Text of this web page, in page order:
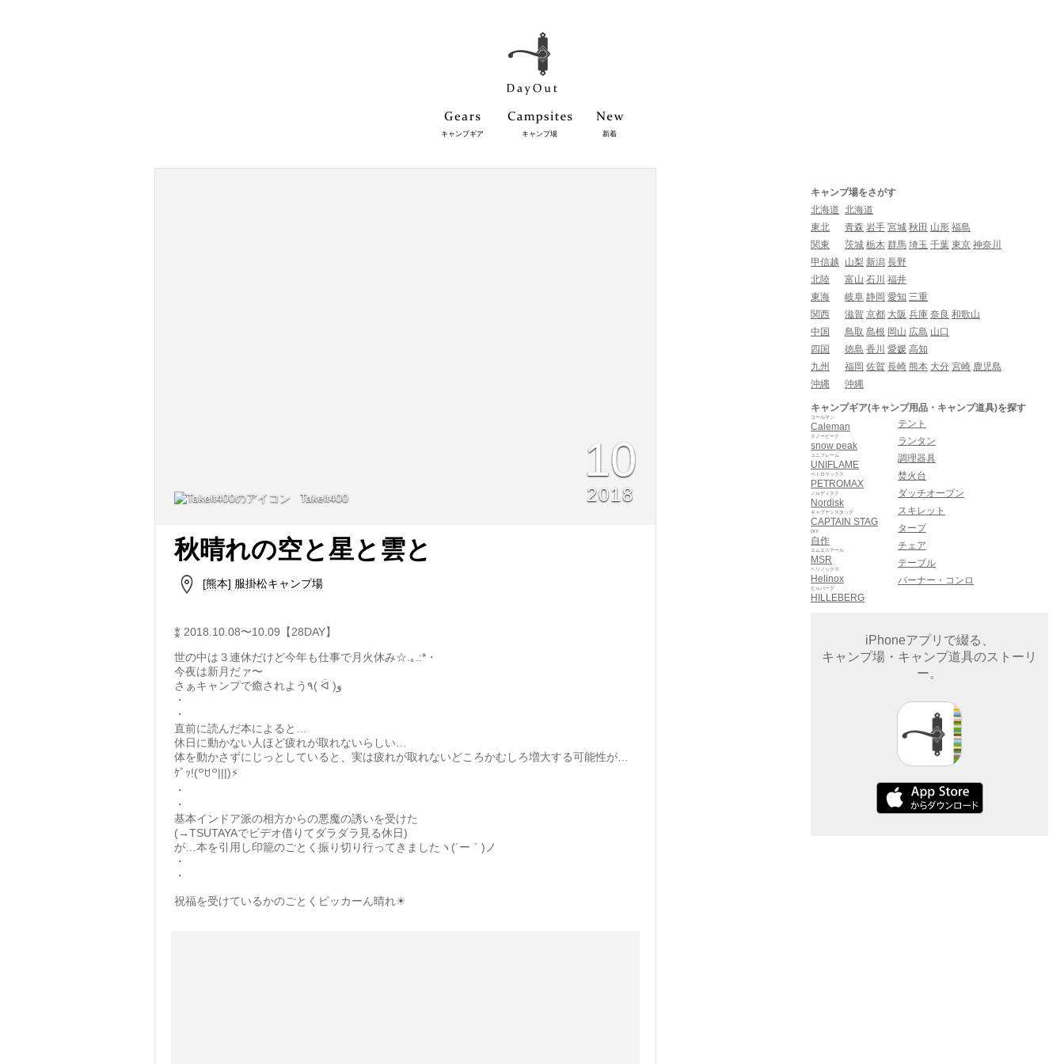
キャンプギア キャンプ場 新着
Takelt400
10
2018
秋晴れの空と星と雲と
[熊本] 服掛松キャンプ場
⁑ 2018.10.08〜10.09【28DAY】
世の中は３連休だけど今年も仕事で月火休み☆.｡.:*・
今夜は新月だァ〜
さぁキャンプで癒されよう٩( ᐛ )و
・
・
直前に読んだ本によると…
休日に動かない人ほど疲れが取れないらしい…
体を動かさずにじっとしていると、実は疲れが取れないどころかむしろ増大する可能性が…
ｹﾞｯ!(꒪ꇴ꒪|||)⚡
・
・
基本インドア派の相方からの悪魔の誘いを受けた
(→TSUTAYAでビデオ借りてダラダラ見る休日)
が…本を引用し印籠のごとく振り切り行ってきましたヽ(´ー｀)ノ
・
・
祝福を受けているかのごとくピッカーん晴れ☀
キャンプ場をさがす
北海道 北海道
東北
青森 岩手 宮城 秋田 山形 福島
関東
茨城 栃木 群馬 埼玉 千葉 東京 神奈川
甲信越
山梨 新潟 長野
北陸
富山 石川 福井
東海
岐阜 静岡 愛知 三重
関西
滋賀 京都 大阪 兵庫 奈良 和歌山
中国
鳥取 島根 岡山 広島 山口
四国
徳島 香川 愛媛 高知
九州
福岡 佐賀 長崎 熊本 大分 宮崎 鹿児島
沖縄
沖縄
キャンプギア(キャンプ用品・キャンプ道具)を探す
Caleman
コールマン
snow peak
スノーピーク
UNIFLAME
ユニフレーム
PETROMAX
ペトロマックス
Nordisk
ノルディスク
CAPTAIN STAG
キャプテンスタッグ
自作
DIY
MSR
エムエスアール
Helinox
ヘリノックス
HILLEBERG
ヒルバーグ
テント
ランタン
調理器具
焚火台
ダッチオーブン
スキレット
タープ
チェア
テーブル
バーナー・コンロ
iPhoneアプリで綴る、
キャンプ場・キャンプ道具のストーリ
ー。